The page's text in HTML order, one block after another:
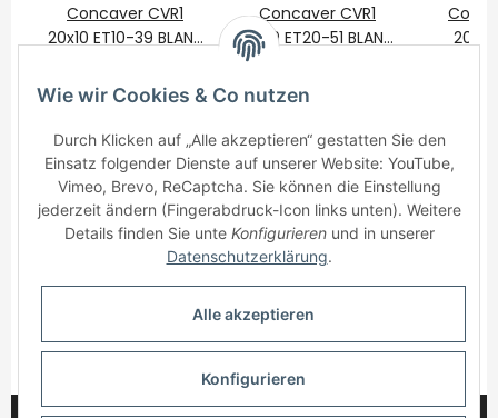
Concaver CVR1
20x10 ET10-39 BLANK
Concaver CVR1
19x10 ET20-51 BLANK
Brushed Bronze
Informationen
Wie wir Cookies & Co nutzen
Durch Klicken auf „Alle akzeptieren“ gestatten Sie den
Einsatz folgender Dienste auf unserer Website: YouTube,
Vimeo, Brevo, ReCaptcha. Sie können die Einstellung
jederzeit ändern (Fingerabdruck-Icon links unten). Weitere
Details finden Sie unte Konfigurierenund in unserer
Datenschutzerklärung.
Alle akzeptieren
Konfigurieren